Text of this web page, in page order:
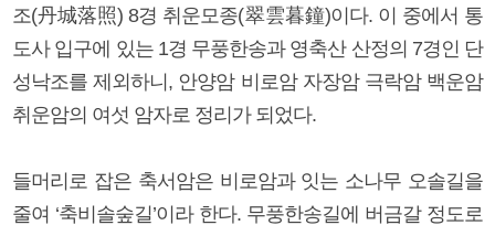
조(丹城落照) 8경 취운모종(翠雲暮鐘)이다. 이 중에서 통
도사 입구에 있는 1경 무풍한송과 영축산 산정의 7경인 단
성낙조를 제외하니, 안양암 비로암 자장암 극락암 백운암
취운암의 여섯 암자로 정리가 되었다.
들머리로 잡은 축서암은 비로암과 잇는 소나무 오솔길을
줄여 ‘축비솔숲길’이라 한다. 무풍한송길에 버금갈 정도로